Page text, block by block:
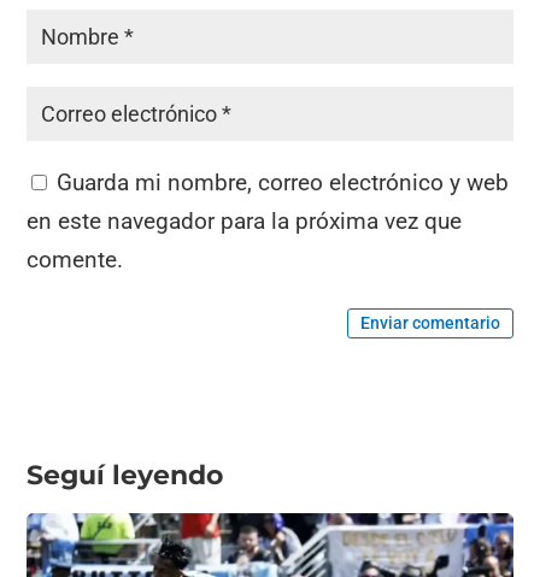
Guarda mi nombre, correo electrónico y web
en este navegador para la próxima vez que
comente.
Enviar comentario
Seguí leyendo